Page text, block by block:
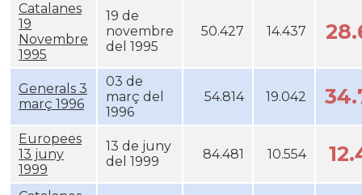
Catalanes
19
Novembre
1995
19 de
novembre
del 1995
50.427 14.437
Generals 3
març 1996
03 de
març del
1996
54.814 19.042
Europees
13 juny
1999
13 de juny
del 1999
84.481 10.554